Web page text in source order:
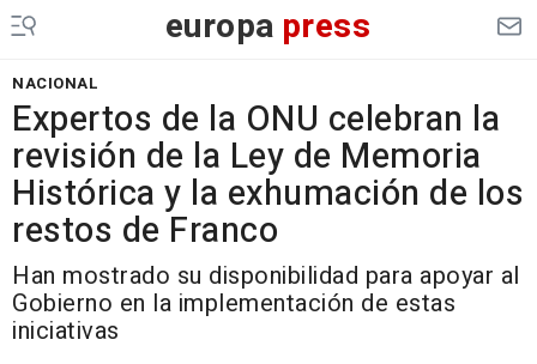
europa press
NACIONAL
Expertos de la ONU celebran la
revisión de la Ley de Memoria
Histórica y la exhumación de los
restos de Franco
Han mostrado su disponibilidad para apoyar al
Gobierno en la implementación de estas
iniciativas